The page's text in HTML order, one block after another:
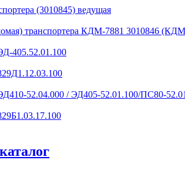
(3010845) ведущая
транспортера КДМ-7881 3010846
405.52.01.100
52.04.000 / ЭД405-52.01.100/ПС80-